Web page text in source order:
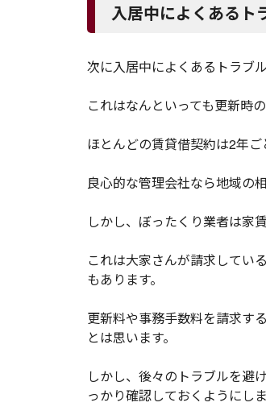
入居中によくあるト
次に入居中によくあるトラブ
これはなんといっても更新時
ほとんどの賃貸借契約は2年
良心的な管理会社なら地域の
しかし、ぼったくり業者は家
これは大家さんが請求してい
もあります。
更新料や事務手数料を請求す
とは思います。
しかし、後々のトラブルを避
っかり確認しておくようにしま